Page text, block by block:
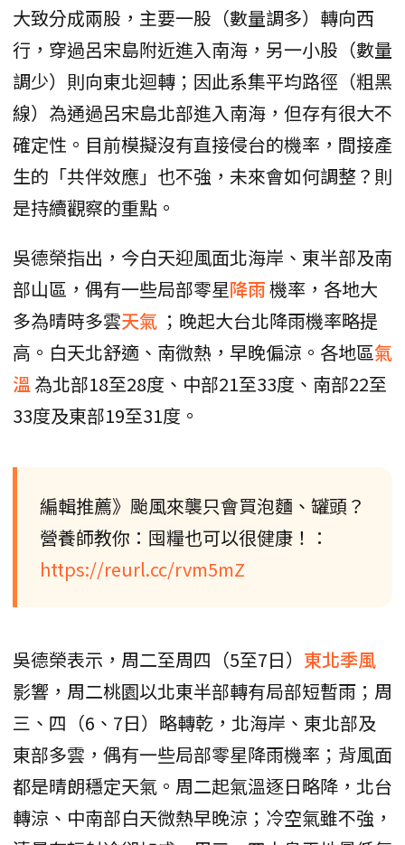
大致分成兩股，主要一股（數量調多）轉向西
行，穿過呂宋島附近進入南海，另一小股（數量
調少）則向東北迴轉；因此系集平均路徑（粗黑
線）為通過呂宋島北部進入南海，但存有很大不
確定性。目前模擬沒有直接侵台的機率，間接產
生的「共伴效應」也不強，未來會如何調整？則
是持續觀察的重點。
吳德榮指出，今白天迎風面北海岸、東半部及南
部山區，偶有一些局部零星降雨機率，各地大
多為晴時多雲天氣 ；晚起大台北降雨機率略提
高。白天北舒適、南微熱，早晚偏涼。各地區氣
溫為北部18至28度、中部21至33度、南部22至
33度及東部19至31度。
編輯推薦》颱風來襲只會買泡麵、罐頭？
營養師教你：囤糧也可以很健康！：
https://reurl.cc/rvm5mZ
吳德榮表示，周二至周四（5至7日） 東北季風
影響，周二桃園以北東半部轉有局部短暫雨；周
三、四（6、7日）略轉乾，北海岸、東北部及
東部多雲，偶有一些局部零星降雨機率；背風面
都是晴朗穩定天氣。周二起氣溫逐日略降，北台
轉涼、中南部白天微熱早晚涼；冷空氣雖不強，